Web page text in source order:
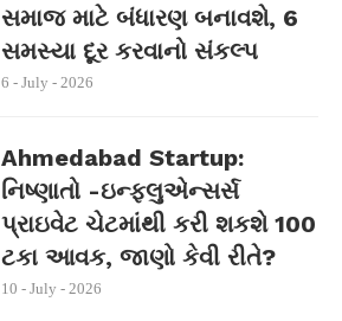
સમાજ માટે બંધારણ બનાવશે, 6
સમસ્યા દૂર કરવાનો સંકલ્પ
6 - July - 2026
Ahmedabad Startup:
નિષ્ણાતો -ઇન્ફ્લુએન્સર્સ
પ્રાઇવેટ ચેટમાંથી કરી શકશે 100
ટકા આવક, જાણો કેવી રીતે?
10 - July - 2026